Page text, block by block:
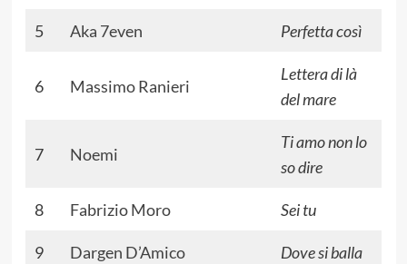
5 Aka 7even Perfetta così
6 Massimo Ranieri
Lettera di là
del mare
7 Noemi
Ti amo non lo
so dire
8 Fabrizio Moro Sei tu
9 Dargen D’Amico Dove si balla